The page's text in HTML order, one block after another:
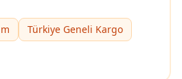
Türkiye Geneli Kargo